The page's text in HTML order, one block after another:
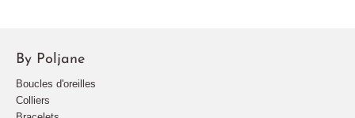
By Poljane
Boucles d'oreilles
Colliers